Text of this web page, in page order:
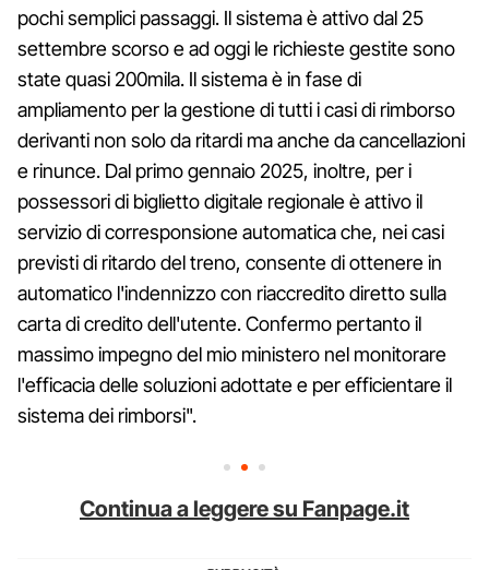
pochi semplici passaggi. Il sistema è attivo dal 25
settembre scorso e ad oggi le richieste gestite sono
state quasi 200mila. Il sistema è in fase di
ampliamento per la gestione di tutti i casi di rimborso
derivanti non solo da ritardi ma anche da cancellazioni
e rinunce. Dal primo gennaio 2025, inoltre, per i
possessori di biglietto digitale regionale è attivo il
servizio di corresponsione automatica che, nei casi
previsti di ritardo del treno, consente di ottenere in
automatico l'indennizzo con riaccredito diretto sulla
carta di credito dell'utente. Confermo pertanto il
massimo impegno del mio ministero nel monitorare
l'efficacia delle soluzioni adottate e per efficientare il
sistema dei rimborsi".
Continua a leggere su Fanpage.it